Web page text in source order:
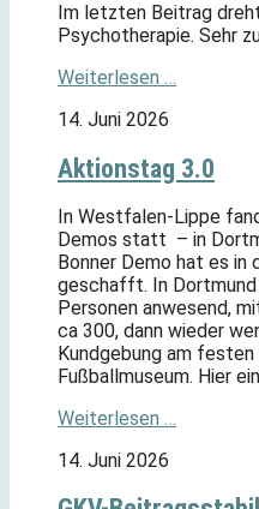
Im letzten Beitrag
Psychotherapie. Sehr
Weiterlesen …
14. Juni 2026
Aktionstag 3.0
In Westfalen-Lippe
Demos statt – in
Bonner Demo hat es in
geschafft. In
Personen anwesend,
ca 300, dann wieder
Kundgebung am
Fußballmuseum. Hier
Weiterlesen …
14. Juni 2026